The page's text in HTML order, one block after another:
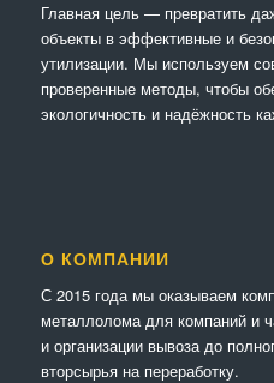
Главная цель — превратить
объекты в эффективные и
утилизации. Мы используем
проверенные методы, чтобы
экологичность и надёжность
О КОМПАНИИ
С 2015 года мы оказываем
металлолома для компаний и
и организации вывоза до
вторсырья на переработку.